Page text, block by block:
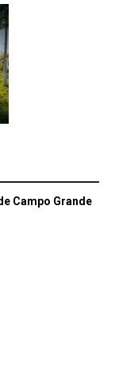
Campo Grande